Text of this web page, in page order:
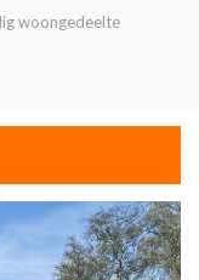
woongedeelte